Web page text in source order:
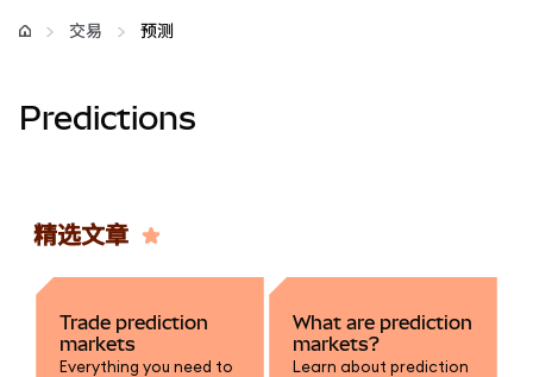
配置
保持安全
交易 预测
Predictions
精选文章
Trade prediction
markets
Everything you need to
What are prediction
markets?
Learn about prediction